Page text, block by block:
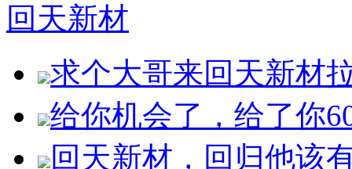
回天新材
求个大哥来回天新材
给你机会了，给了你
回天新材，回归他该